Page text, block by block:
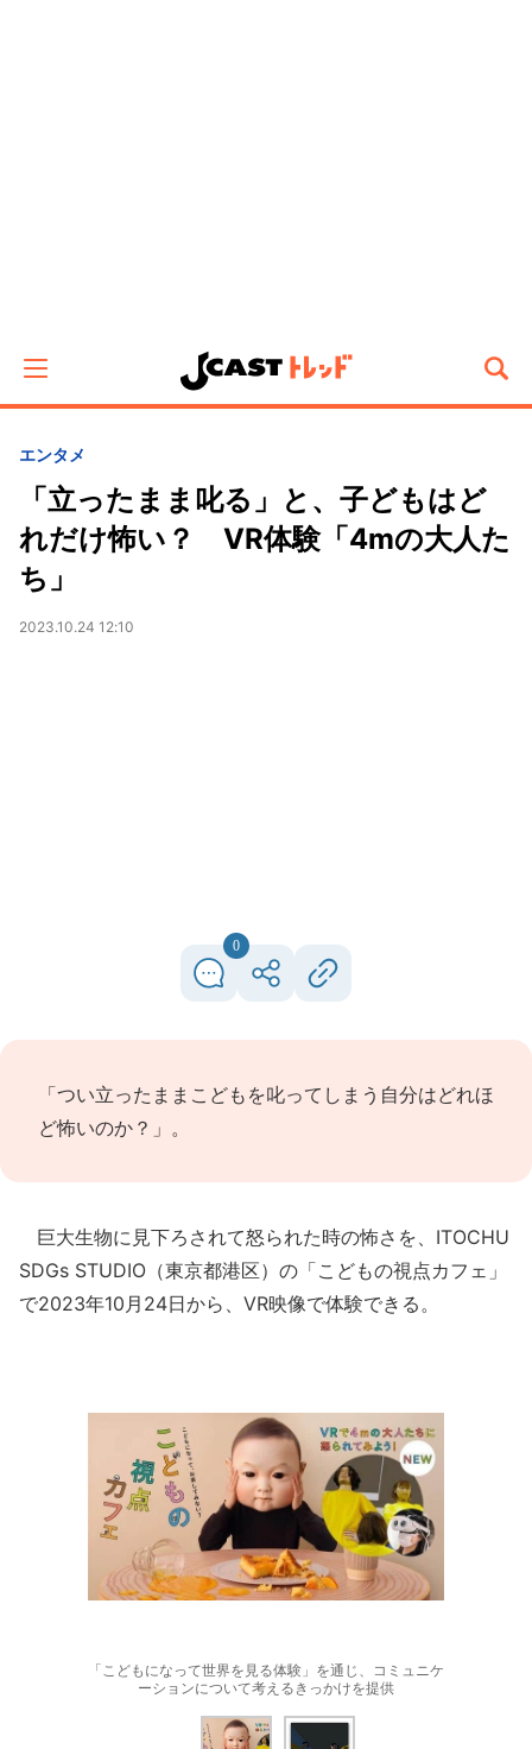
エンタメ
「立ったまま叱る」と、子どもはど
れだけ怖い？ VR体験「4mの大人た
ち」
2023.10.24 12:10
0
「つい立ったままこどもを叱ってしまう自分はどれほ
ど怖いのか？」。
巨大生物に見下ろされて怒られた時の怖さを、ITOCHU
SDGs STUDIO（東京都港区）の「こどもの視点カフェ」
で2023年10月24日から、VR映像で体験できる。
「こどもになって世界を見る体験」を通じ、コミュニケ
ーションについて考えるきっかけを提供